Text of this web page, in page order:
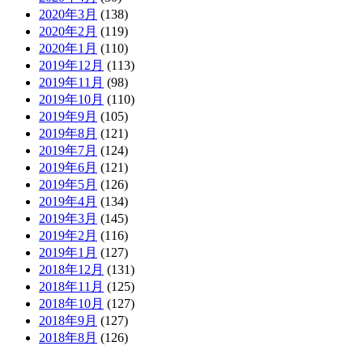
2020年3月 (138)
2020年2月 (119)
2020年1月 (110)
2019年12月 (113)
2019年11月 (98)
2019年10月 (110)
2019年9月 (105)
2019年8月 (121)
2019年7月 (124)
2019年6月 (121)
2019年5月 (126)
2019年4月 (134)
2019年3月 (145)
2019年2月 (116)
2019年1月 (127)
2018年12月 (131)
2018年11月 (125)
2018年10月 (127)
2018年9月 (127)
2018年8月 (126)